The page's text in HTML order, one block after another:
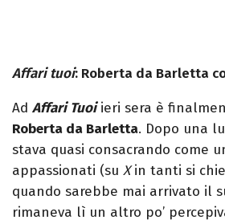
Affari tuoi: Roberta da Barletta
Ad Affari Tuoiieri sera è
Roberta da Barletta. Dopo una
stava quasi consacrando come
appassionati (su Xin tanti si
quando sarebbe mai arrivato il
rimaneva lì un altro po’